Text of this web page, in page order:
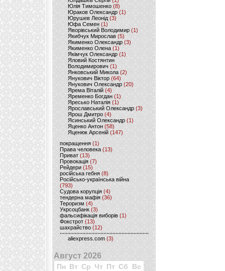
Юлія Тимошенко (8)
Юраков Олександр (1)
Юрушев Леонід (3)
Юфа Семен (1)
Яворівський Володимир (1)
Якибчук Мирослав (5)
Якименко Олександр (3)
Якименко Олена(1)
Якімчук Олександр (1)
Яловий Костянтин
Володимирович (1)
Янковський Микола(2)
Янукович Віктор (64)
Янукович Олександр(20)
Ярема Віталій(4)
Яременко Богдан(1)
Яресько Наталія(1)
Ярославський Олександр (3)
Ярош Дмитро (4)
Ясинський Олександр (1)
Яценко Антон(58)
Яценюк Арсеній (147)
покращення (1)
Права человека(13)
Приват (13)
Провокація (7)
Рейдери (15)
російська гебня (8)
Російсько-українська війна
(793)
Судова корупція (4)
тендерна мафія (36)
Тероризм (4)
Укрсоцбанк (3)
фальсифікація виборів (1)
Фокстрот(13)
шахрайство (12)
aliexpress.com (3)
Август 2026
Пн Вт Ср Чт Пт Сб Вс